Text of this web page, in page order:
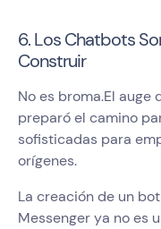
6. Los Chatbots
Construir
No es broma.El
preparó el camino
sofisticadas para
orígenes.
La creación de un
Messenger ya no es